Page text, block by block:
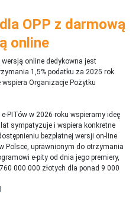
OPP z darmową
online
wersją online dedykowna jest
1,5% podatku za 2025 rok.
Organizacje Pożytku
PITów w 2026 roku wspieramy ideę
sympatyzuje i wspiera konkretne
bezpłatnej wersji on-line
Polsce, uprawnionym do otrzymania
e-pity od dnia jego premiery,
000 000 złotych dla ponad 9 000